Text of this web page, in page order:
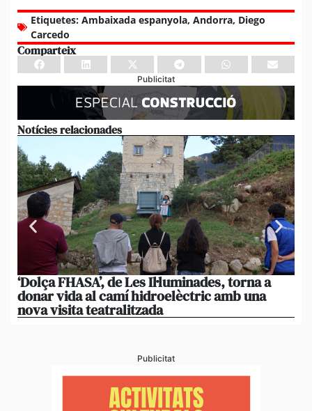
Etiquetes: Ambaixada espanyola, Andorra, Diego
Carcedo
Comparteix
Publicitat
Notícies relacionades
‘Dolça FHASA’, de Les Il·luminades, torna a
donar vida al camí hidroelèctric amb una
nova visita teatralitzada
Publicitat